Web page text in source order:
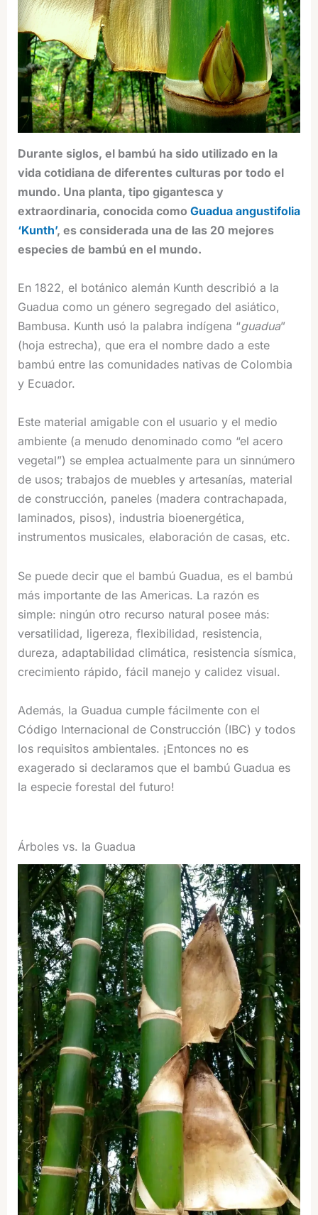
Durante siglos, el bambú ha sido utilizado en la
vida cotidiana de diferentes culturas por todo el
mundo. Una planta, tipo gigantesca y
extraordinaria, conocida como Guadua angustifolia
‘Kunth’, es considerada una de las 20 mejores
especies de bambú en el mundo.
En 1822, el botánico alemán Kunth describió a la
Guadua como un género segregado del asiático,
Bambusa. Kunth usó la palabra indígena “guadua”
(hoja estrecha), que era el nombre dado a este
bambú entre las comunidades nativas de Colombia
y Ecuador.
Este material amigable con el usuario y el medio
ambiente (a menudo denominado como “el acero
vegetal”) se emplea actualmente para un sinnúmero
de usos; trabajos de muebles y artesanías, material
de construcción, paneles (madera contrachapada,
laminados, pisos), industria bioenergética,
instrumentos musicales, elaboración de casas, etc.
Se puede decir que el bambú Guadua, es el bambú
más importante de las Americas. La razón es
simple: ningún otro recurso natural posee más:
versatilidad, ligereza, flexibilidad, resistencia,
dureza, adaptabilidad climática, resistencia sísmica,
crecimiento rápido, fácil manejo y calidez visual.
Además, la Guadua cumple fácilmente con el
Código Internacional de Construcción (IBC) y todos
los requisitos ambientales. ¡Entonces no es
exagerado si declaramos que el bambú Guadua es
la especie forestal del futuro!
Árboles vs. la Guadua